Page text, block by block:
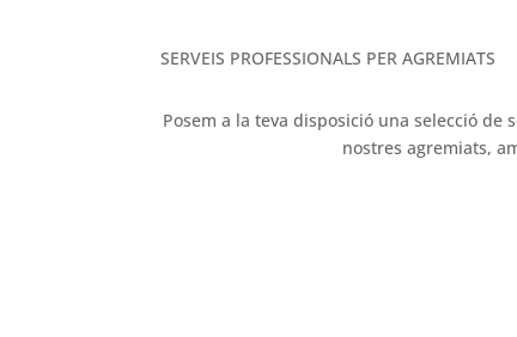
SERVEIS PROFESSIONALS PER AGREMIATS
Posem a la teva disposició una selecció
nostres agremiats,